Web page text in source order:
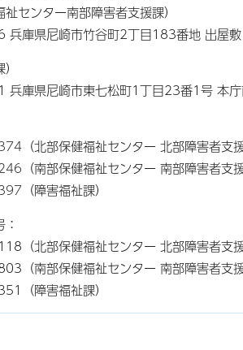
祉センター南部障害者支援課）
兵庫県尼崎市竹谷町2丁目183番地 出屋
兵庫県尼崎市東七松町1丁目23番1号 本
（北部保健福祉センター 北部障害者支援
（南部保健福祉センター 南部障害者支援
（障害福祉課）
（北部保健福祉センター 北部障害者支援
（南部保健福祉センター 南部障害者支援
（障害福祉課）